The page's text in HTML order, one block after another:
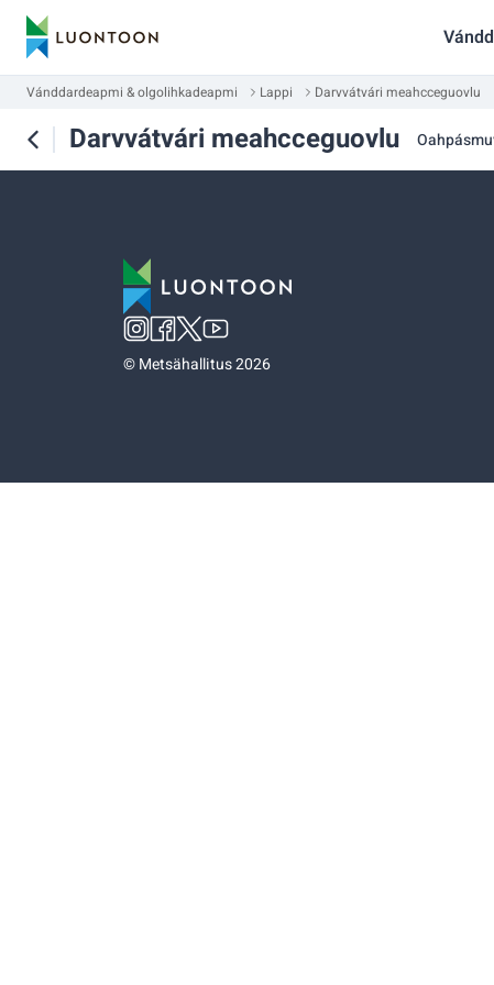
Vánddardeapmi & olgolihkadeapmi Lappi Darvvátvári meahcceguovlu
Darvvátvári meahcceguovlu
©Metsähallitus 2026